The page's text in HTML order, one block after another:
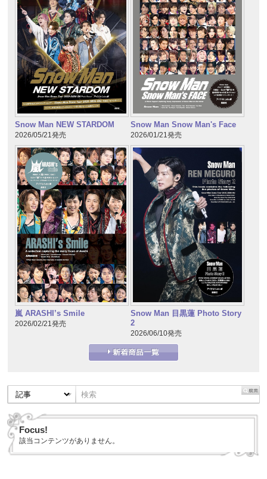
Snow Man NEW STARDOM
2026/05/21発売
Snow Man Snow Man's Face
2026/01/21発売
嵐 ARASHI’s Smile
2026/02/21発売
Snow Man 目黒蓮 Photo Story
2
2026/06/10発売
Focus!
該当コンテンツがありません。